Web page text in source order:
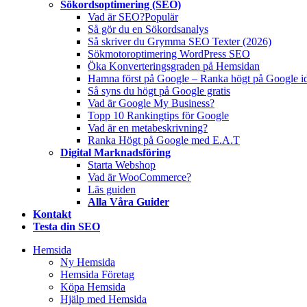
Sökordsoptimering (SEO)
Vad är SEO?Populär
Så gör du en Sökordsanalys
Så skriver du Grymma SEO Texter (2026)
Sökmotoroptimering WordPress SEO
Öka Konverteringsgraden på Hemsidan
Hamna först på Google – Ranka högt på Google
Så syns du högt på Google gratis
Vad är Google My Business?
Topp 10 Rankingtips för Google
Vad är en metabeskrivning?
Ranka Högt på Google med E.A.T
Digital Marknadsföring
Starta Webshop
Vad är WooCommerce?
Läs guiden
Alla Våra Guider
Kontakt
Testa din SEO
Hemsida
Ny Hemsida
Hemsida Företag
Köpa Hemsida
Hjälp med Hemsida